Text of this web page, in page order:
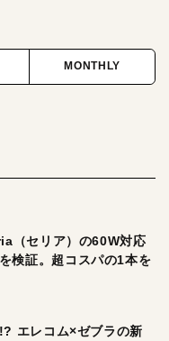
MONTHLY
（セリア）の60W対応
検証。超コスパの1本を
エレコム×ゼブラの新